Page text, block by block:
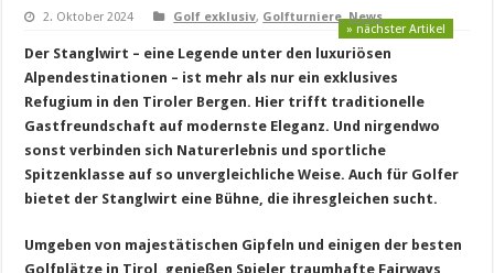
2. Oktober 2024 Golf exklusiv, Golfturniere,News
» nächster Artikel
Der Stanglwirt – eine Legende unter den luxuriösen
Alpendestinationen – ist mehr als nur ein exklusives
Refugium in den Tiroler Bergen. Hier trifft traditionelle
Gastfreundschaft auf modernste Eleganz. Und nirgendwo
sonst verbinden sich Naturerlebnis und sportliche
Spitzenklasse auf so unvergleichliche Weise. Auch für Golfer
bietet der Stanglwirt eine Bühne, die ihresgleichen sucht.
Umgeben von majestätischen Gipfeln und einigen der besten
Golfplätze in Tirol, genießen Spieler traumhafte Fairways